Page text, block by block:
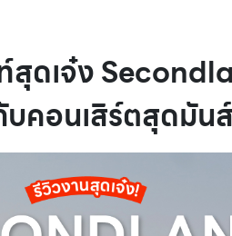
สุดเจ๋ง
บคอนเสิร์ตสุดมัน